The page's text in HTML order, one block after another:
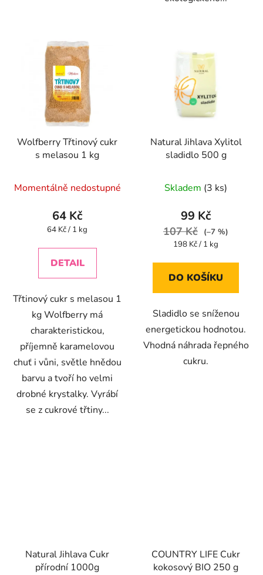
Wolfberry Třtinový cukr
s melasou 1 kg
Momentálně nedostupné
64 Kč
Měrná
64 Kč / 1 kg
DETAIL
Třtinový cukr s melasou 1
kg Wolfberry má
charakteristickou,
příjemně karamelovou
chuť i vůni, světle hnědou
barvu a tvoří ho velmi
drobné krystalky. Vyrábí
se z cukrové třtiny...
Natural Jihlava Xylitol
sladidlo 500 g
Skladem (3 ks)
99 Kč
107 Kč
(–7 %)
Měrná
198 Kč / 1 kg
DO KOŠÍKU
Sladidlo se sníženou
energetickou hodnotou.
Vhodná náhrada řepného
cukru.
Natural Jihlava Cukr
přírodní 1000g
COUNTRY LIFE Cukr
kokosový BIO 250 g